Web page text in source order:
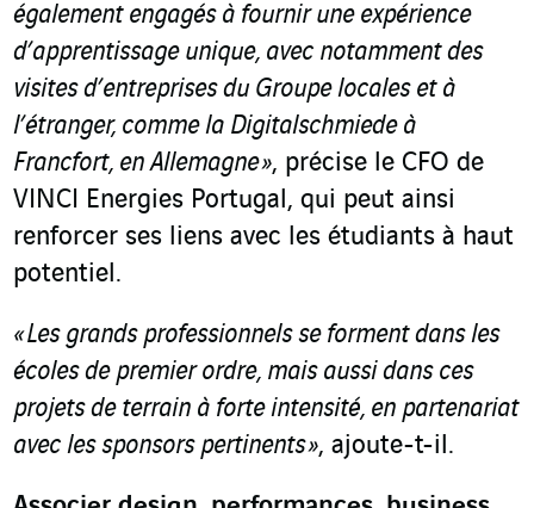
également engagés à fournir une expérience
d’apprentissage unique, avec notamment des
visites d’entreprises du Groupe locales et à
l’étranger, comme la Digitalschmiede à
Francfort, en Allemagne », précise le CFO de
VINCI Energies Portugal, qui peut ainsi
renforcer ses liens avec les étudiants à haut
potentiel.
« Les grands professionnels se forment dans les
écoles de premier ordre, mais aussi dans ces
projets de terrain à forte intensité, en partenariat
avec les sponsors pertinents », ajoute-t-il.